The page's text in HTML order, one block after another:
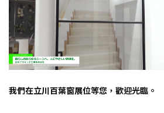
我們在立川百葉窗展位等您，歡迎光臨。